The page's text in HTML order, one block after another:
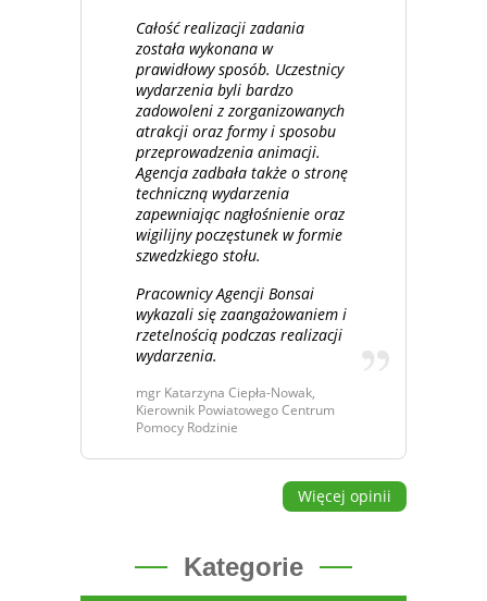
Całość realizacji zadania
została wykonana w
prawidłowy sposób. Uczestnicy
wydarzenia byli bardzo
zadowoleni z zorganizowanych
atrakcji oraz formy i sposobu
przeprowadzenia animacji.
Agencja zadbała także o stronę
techniczną wydarzenia
zapewniając nagłośnienie oraz
wigilijny poczęstunek w formie
szwedzkiego stołu.
Pracownicy Agencji Bonsai
wykazali się zaangażowaniem i
rzetelnością podczas realizacji
wydarzenia.
mgr Katarzyna Ciepła-Nowak,
Kierownik Powiatowego Centrum
Pomocy Rodzinie
Więcej opinii
Kategorie